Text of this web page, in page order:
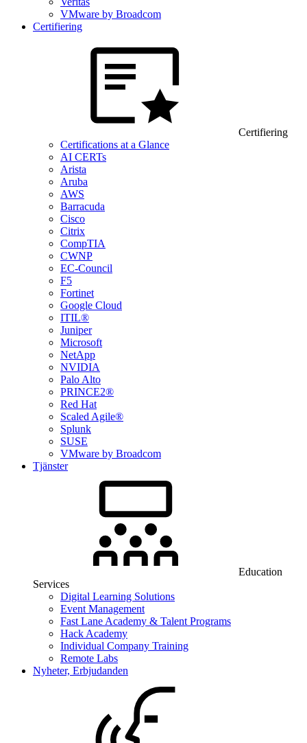
VMware by Broadcom
Certifiering
Certifiering
Certifications at a Glance
AI CERTs
Arista
Aruba
AWS
Barracuda
Cisco
Citrix
CompTIA
CWNP
EC-Council
F5
Fortinet
Google Cloud
ITIL®
Juniper
Microsoft
NetApp
NVIDIA
Palo Alto
PRINCE2®
Red Hat
Scaled Agile®
Splunk
SUSE
VMware by Broadcom
Tjänster
Education
Services
Digital Learning Solutions
Event Management
Fast Lane Academy & Talent Programs
Hack Academy
Individual Company Training
Remote Labs
Nyheter, Erbjudanden